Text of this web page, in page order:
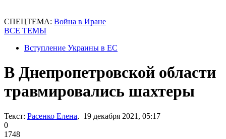
СПЕЦТЕМА: Война в Иране
ВСЕ ТЕМЫ
Вступление Украины в ЕС
В Днепропетровской области
травмировались шахтеры
Текст: Расенко Елена, 19 декабря 2021, 05:17
0
1748